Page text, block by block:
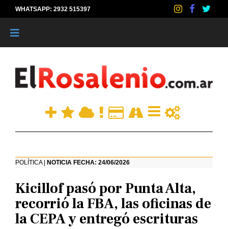
WHATSAPP: 2932 515397
POLÍTICA | NOTICIA FECHA: 24/06/2026
Kicillof pasó por Punta Alta,
recorrió la FBA, las oficinas de
la CEPA y entregó escrituras